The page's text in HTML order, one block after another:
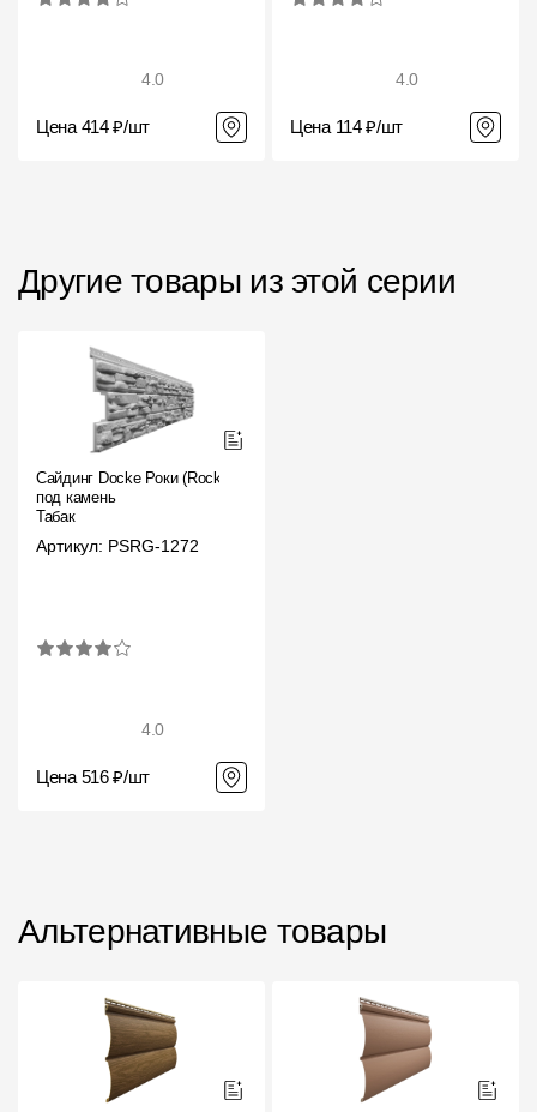
4.0
Цена 414 ₽/шт
4.0
Цена 114 ₽/шт
Другие товары из этой серии
Сайдинг Docke Роки (Rocky)
под камень
Табак
Артикул: PSRG-1272
4.0
Цена 516 ₽/шт
Альтернативные товары